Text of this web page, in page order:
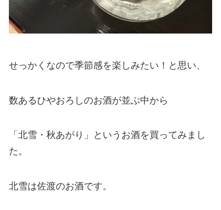
せっかくなので季節感を楽しみたい！と思い、
数あるひやおろしのお酒が並ぶ中から
「北雪・秋あがり」というお酒を買ってみまし
た。
北雪は佐渡のお酒です。